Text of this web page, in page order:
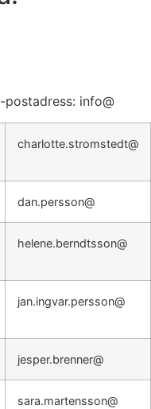
postadress: info@
charlotte.stromstedt@
dan.persson@
helene.berndtsson@
jan.ingvar.persson@
jesper.brenner@
sara.martensson@